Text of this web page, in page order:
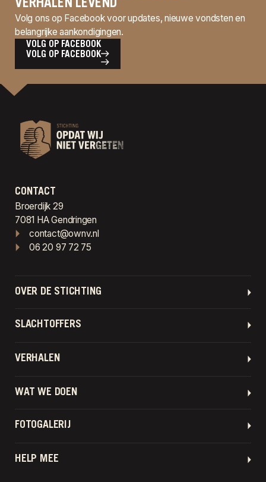
VERHALEN LEVEND
Volg ons op Facebook voor updates, nieuwe vondsten en
belangrijke aankondigingen.
VOLG OP FACEBOOK
VOLG OP FACEBOOK
CONTACT
Broerdijk 29
7081 HA Gendringen
contact@ownv.nl
06 20 97 72 75
OVER DE STICHTING
SLACHTOFFERS
VERHALEN
WAT WE DOEN
FOTOGALERIJ
HELP MEE